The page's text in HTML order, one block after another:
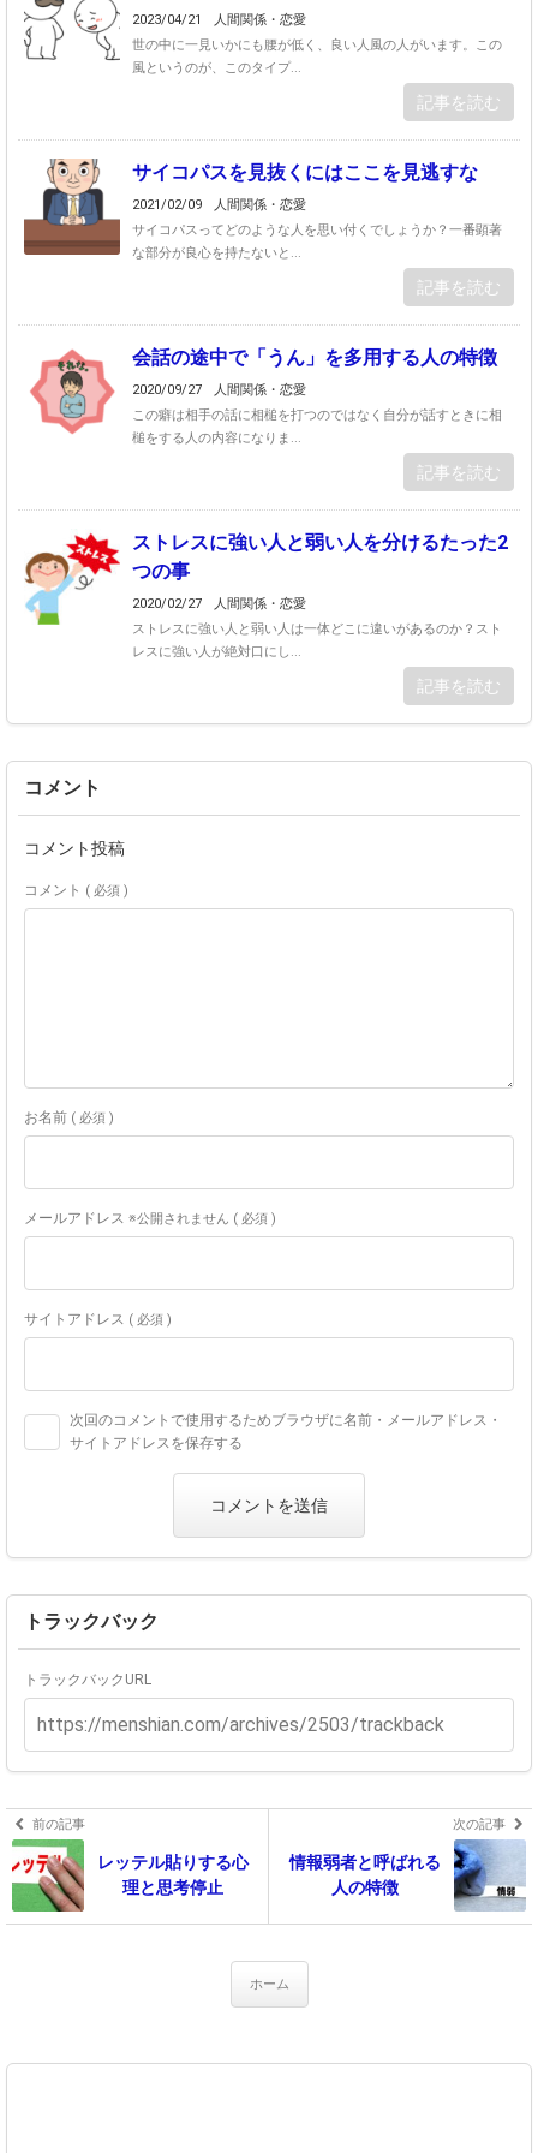
2023/04/21
人間関係・恋愛
世の中に一見いかにも腰が低く、良い人風の人がいます。この
風というのが、このタイプ...
記事を読む
サイコパスを見抜くにはここを見逃すな
2021/02/09
人間関係・恋愛
サイコパスってどのような人を思い付くでしょうか？一番顕著
な部分が良心を持たないと...
記事を読む
会話の途中で「うん」を多用する人の特徴
2020/09/27
人間関係・恋愛
この癖は相手の話に相槌を打つのではなく自分が話すときに相
槌をする人の内容になりま...
記事を読む
ストレスに強い人と弱い人を分けるたった2
つの事
2020/02/27
人間関係・恋愛
ストレスに強い人と弱い人は一体どこに違いがあるのか？スト
レスに強い人が絶対口にし...
記事を読む
コメント
コメント投稿
コメント ( 必須 )
お名前 ( 必須 )
メールアドレス ※公開されません ( 必須 )
サイトアドレス ( 必須 )
次回のコメントで使用するためブラウザに名前・メールアドレス・
サイトアドレスを保存する
トラックバック
トラックバックURL
前の記事
レッテル貼りする心
理と思考停止
次の記事
情報弱者と呼ばれる
人の特徴
ホーム